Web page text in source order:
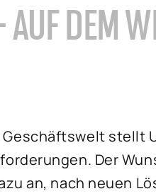
DEM
stellt
Der
an, nach neuen